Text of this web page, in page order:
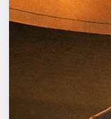
Квесты
Экскурсии
Спорт
События